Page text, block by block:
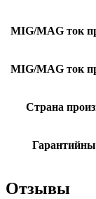
MIG/MAG ток
MIG/MAG ток
Страна
Отзывы